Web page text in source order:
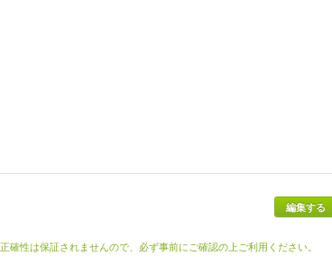
編集する
確性は保証されませんので、必ず事前にご確認の上ご利用ください。